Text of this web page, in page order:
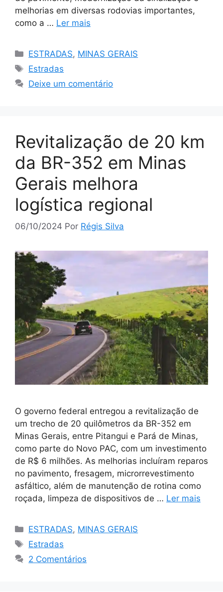
melhorias em diversas rodovias importantes,
como a … Ler mais
Categorias
ESTRADAS, MINAS GERAIS
Tags
Estradas
Deixe um comentário
Revitalização de 20 km
da BR-352 em Minas
Gerais melhora
logística regional
06/10/2024 Por Régis Silva
O governo federal entregou a revitalização de
um trecho de 20 quilômetros da BR-352 em
Minas Gerais, entre Pitangui e Pará de Minas,
como parte do Novo PAC, com um investimento
de R$ 6 milhões. As melhorias incluíram reparos
no pavimento, fresagem, microrrevestimento
asfáltico, além de manutenção de rotina como
roçada, limpeza de dispositivos de … Ler mais
Categorias
ESTRADAS, MINAS GERAIS
Tags
Estradas
2 Comentários